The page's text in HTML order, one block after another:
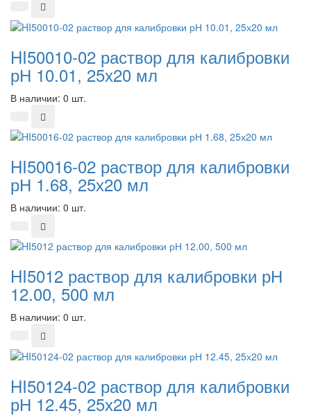
HI50010-02 раствор для калибровки
рН 10.01, 25х20 мл
В наличии: 0 шт.
HI50016-02 раствор для калибровки
рН 1.68, 25х20 мл
В наличии: 0 шт.
HI5012 раствор для калибровки рН
12.00, 500 мл
В наличии: 0 шт.
HI50124-02 раствор для калибровки
рН 12.45, 25х20 мл